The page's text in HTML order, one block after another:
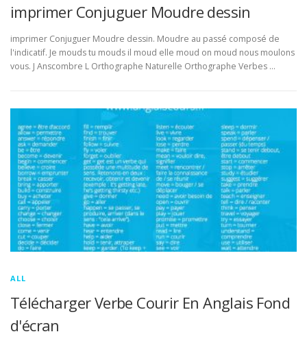
imprimer Conjuguer Moudre dessin
imprimer Conjuguer Moudre dessin. Moudre au passé composé de
l'indicatif. Je mouds tu mouds il moud elle moud on moud nous moulons
vous. J Anscombre L Orthographe Naturelle Orthographe Verbes …
ALL
Télécharger Verbe Courir En Anglais Fond
d'écran